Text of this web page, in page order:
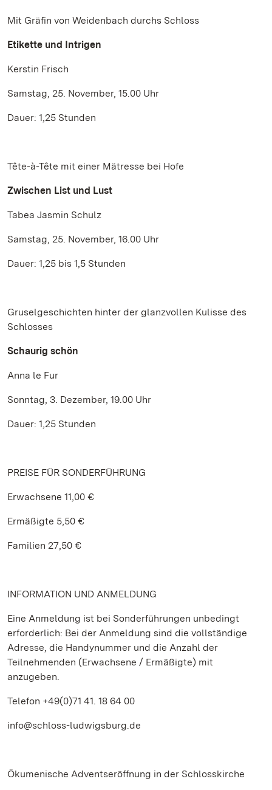
Mit Gräfin von Weidenbach durchs Schloss
Etikette und Intrigen
Kerstin Frisch
Samstag, 25. November, 15.00 Uhr
Dauer: 1,25 Stunden
Tête-à-Tête mit einer Mätresse bei Hofe
Zwischen List und Lust
Tabea Jasmin Schulz
Samstag, 25. November, 16.00 Uhr
Dauer: 1,25 bis 1,5 Stunden
Gruselgeschichten hinter der glanzvollen Kulisse des
Schlosses
Schaurig schön
Anna le Fur
Sonntag, 3. Dezember, 19.00 Uhr
Dauer: 1,25 Stunden
PREISE FÜR SONDERFÜHRUNG
Erwachsene 11,00 €
Ermäßigte 5,50 €
Familien 27,50 €
INFORMATION UND ANMELDUNG
Eine Anmeldung ist bei Sonderführungen unbedingt
erforderlich: Bei der Anmeldung sind die vollständige
Adresse, die Handynummer und die Anzahl der
Teilnehmenden (Erwachsene / Ermäßigte) mit
anzugeben.
Telefon +49(0)71 41. 18 64 00
info@schloss-ludwigsburg.de
Ökumenische Adventseröffnung in der Schlosskirche